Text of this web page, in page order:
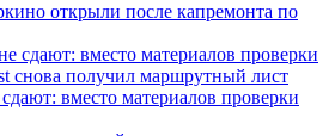
открыли после капремонта по
вместо материалов проверки